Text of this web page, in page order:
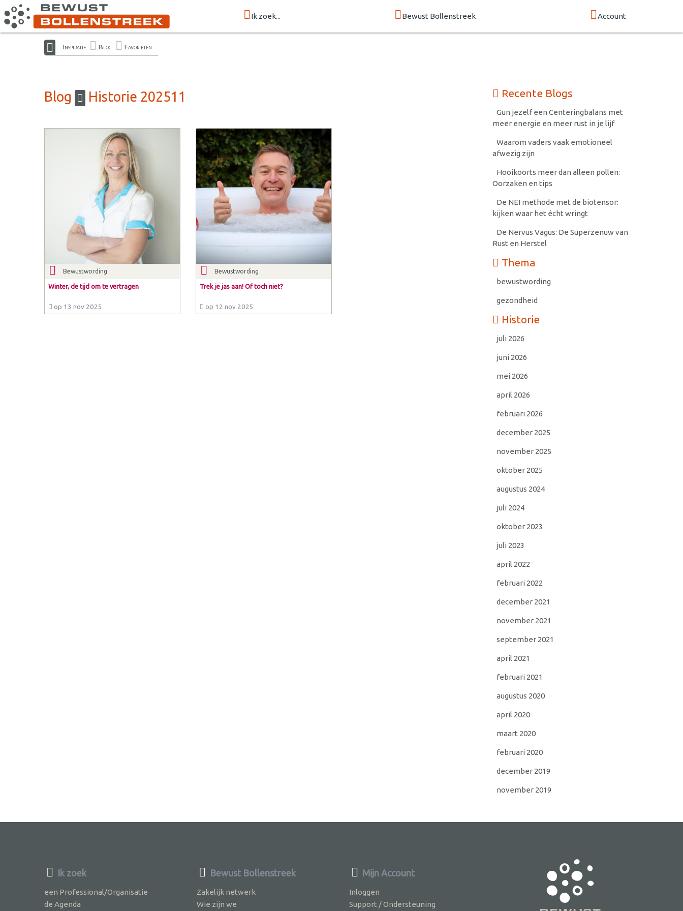
Ik zoek... Bewust Bollenstreek Account
Inspiratie Blog Favorieten
Blog Historie 202511
Bewustwording
Winter, de tijd om te vertragen
op 13 nov 2025
Bewustwording
Trek je jas aan! Of toch niet?
op 12 nov 2025
Recente Blogs
Gun jezelf een Centeringbalans met
meer energie en meer rust in je lijf
Waarom vaders vaak emotioneel
afwezig zijn
Hooikoorts meer dan alleen pollen:
Oorzaken en tips
De NEI methode met de biotensor:
kijken waar het écht wringt
De Nervus Vagus: De Superzenuw van
Rust en Herstel
Thema
bewustwording
gezondheid
Historie
juli 2026
juni 2026
mei 2026
april 2026
februari 2026
december 2025
november 2025
oktober 2025
augustus 2024
juli 2024
oktober 2023
juli 2023
april 2022
februari 2022
december 2021
november 2021
september 2021
april 2021
februari 2021
augustus 2020
april 2020
maart 2020
februari 2020
december 2019
november 2019
Ik zoek
een Professional/Organisatie
de Agenda
Bewust Bollenstreek
Zakelijk netwerk
Wie zijn we
Mijn Account
Inloggen
Support / Ondersteuning